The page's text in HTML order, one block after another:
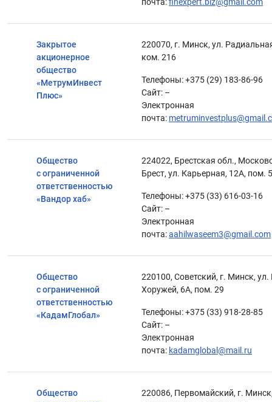
Закрытое
акционерное
общество
«МетрумИнвест
Плюс»
220070, г. Минск, ул.
ком. 216
Телефоны: +375 (29) 183-86-96
Сайт: –
Электронная
почта:
Общество
с ограниченной
ответственностью
«Вандор хаб»
224022, Брестская обл.,
Брест, ул. Карьерная, 12А, пом.
Телефоны: +375 (33) 616-03-16
Сайт: –
Электронная
почта:aahilwaseem3@gmail.com
Общество
с ограниченной
ответственностью
«КадамГлобал»
220100, Советский, г. Минск,
Хоружей, 6А, пом. 29
Телефоны: +375 (33) 918-28-85
Сайт: –
Электронная
почта: kadamglobal@mail.ru
Общество
220086, Первомайский, г.